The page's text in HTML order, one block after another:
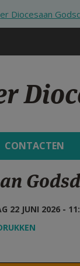
Diocesaan
CONTACTEN
22 JUNI 2026 -